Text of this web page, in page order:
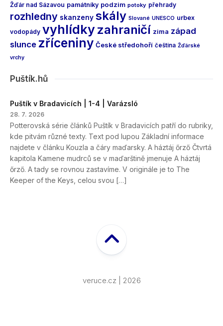
Žďár nad Sázavou památníky podzim potoky přehrady
rozhledny skanzeny skály Slované UNESCO urbex
vodopády vyhlídkyzahraničí zima západ
slunce zříceniny České středohoří čeština Žďárské
vrchy
Puštík.hů
Puštík v Bradavicích | 1-4 | Varázsló
28. 7. 2026
Potterovská série článků Puštík v Bradavicích patří do rubriky,
kde pitvám různé texty. Text pod lupou Základní informace
najdete v článku Kouzla a čáry maďarsky. A háztáj őrző Čtvrtá
kapitola Kamene mudrců se v maďarštině jmenuje A háztáj
őrző. A tady se rovnou zastavíme. V originále je to The
Keeper of the Keys, celou svou […]
veruce.cz | 2026